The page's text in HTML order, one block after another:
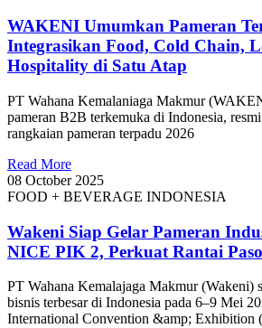
WAKENI Umumkan Pameran
Integrasikan Food, Cold Chain,
Hospitality di Satu Atap
PT Wahana Kemalaniaga Makmur
pameran B2B terkemuka di Indonesia,
rangkaian pameran terpadu 2026
Read More
08 October 2025
FOOD + BEVERAGE INDONESIA
Wakeni Siap Gelar Pameran
NICE PIK 2, Perkuat Rantai
PT Wahana Kemalajaga Makmur (Wakeni)
bisnis terbesar di Indonesia pada 6–9 Mei
International Convention &amp; Exhibition